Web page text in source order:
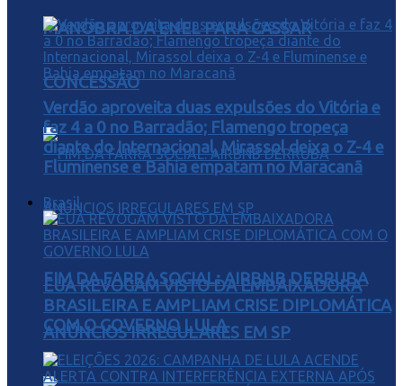
MANOBRA DA ENEL PARA CASSAR
CONCESSÃO
FIM DA FARRA SOCIAL: AIRBNB DERRUBA
ANÚNCIOS IRREGULARES EM SP
Verdão aproveita duas expulsões do Vitória e
faz 4 a 0 no Barradão; Flamengo tropeça
diante do Internacional, Mirassol deixa o Z-4 e
Fluminense e Bahia empatam no Maracanã
Brasil
EUA REVOGAM VISTO DA EMBAIXADORA
BRASILEIRA E AMPLIAM CRISE DIPLOMÁTICA
COM O GOVERNO LULA